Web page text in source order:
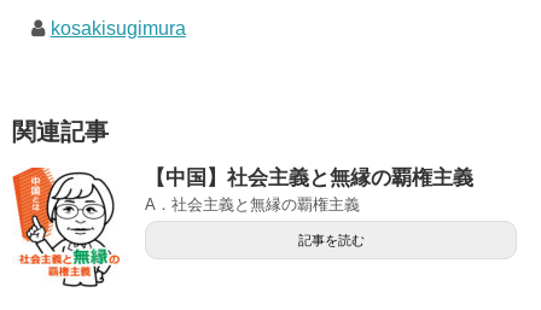
kosakisugimura
関連記事
【中国】社会主義と無縁の覇権主義
A．社会主義と無縁の覇権主義
記事を読む